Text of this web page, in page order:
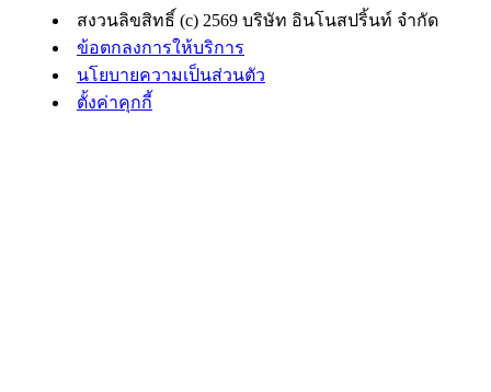
สงวนลิขสิทธิ์ (c) 2569 บริษัท อินโนสปริ้นท์ จำกัด
ข้อตกลงการให้บริการ
นโยบายความเป็นส่วนตัว
ตั้งค่าคุกกี้